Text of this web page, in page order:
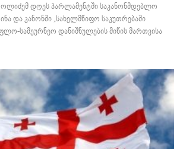
დღეს პარლამენტში საკანონმდებლო
და კანონში „სახელმწიფო საკუთრებაში
სამეურნეო დანიშნულების მიწის მართვისა